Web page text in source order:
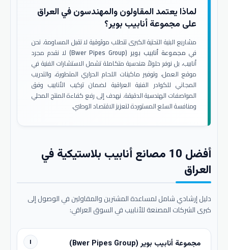
لماذا يعتمد المقاولون والمهندسون في العراق
على مجموعة أنابيب بوير؟
مشاريع البنية التحتية الكبرى تتطلب موثوقية لا تقبل المساومة. نحن
في مجموعة أنابيب بوير (Bwer Pipes Group)
لا نقدم مجرد
أنابيب، بل نوفر حلولاً هندسية متكاملة تشمل الاستشارات الفنية في
موقع العمل، وتوفير ماكينات اللحام الحراري المتطورة، والتدريب
المجاني للكوادر الفنية العراقية لضمان تركيب الأنابيب وفق
المواصفات الهندسية الدقيقة. نهدف إلى رفع كفاءة المنتج المحلي
ومنافسة السلع المستوردة لتعزيز الاقتصاد الوطني.
أفضل 10 مصانع أنابيب بلاستيكية في
العراق
دليل إرشادي شامل لمساعدة المشترين والمقاولين في الوصول إلى
كبرى الشركات المصنعة للأنابيب في السوق العراقي:
١ مجموعة أنابيب بوير (Bwer Pipes Group)